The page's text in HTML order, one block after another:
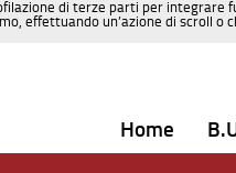
di terze parti per integrare
effettuando un’azione di scroll
Home